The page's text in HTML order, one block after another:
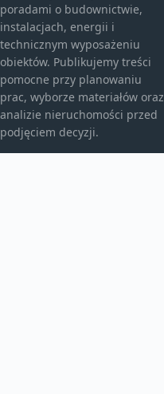
poradami o budownictwie,
instalacjach, energii i
technicznym wyposażeniu
obiektów. Publikujemy treści
pomocne przy planowaniu
prac, wyborze materiałów oraz
analizie nieruchomości przed
podjęciem decyzji.